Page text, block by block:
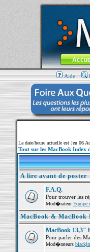
MacBook-fr.com :
Aller au contenu-
Menu
Aide
La date/heure actuelle est Jeu 06
Tout sur les MacBook Index
A lire avant de poster
F.A.Q.
Pour trouver les
Mod�rateurEquipe
MacBook & MacBook
MacBook 13,3"
Pour parler des
Mod�rateurs